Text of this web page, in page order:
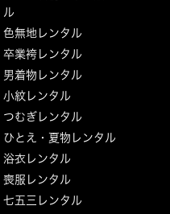
ル
色無地レンタル
卒業袴レンタル
男着物レンタル
小紋レンタル
つむぎレンタル
ひとえ・夏物レンタル
浴衣レンタル
喪服レンタル
七五三レンタル